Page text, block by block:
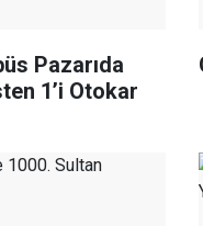
Pazarıda
1’i Otokar